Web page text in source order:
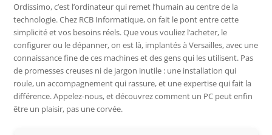
Ordissimo, c’est l’ordinateur qui remet l’humain au centre de la
technologie. Chez RCB Informatique, on fait le pont entre cette
simplicité et vos besoins réels. Que vous vouliez l’acheter, le
configurer ou le dépanner, on est là, implantés à Versailles, avec une
connaissance fine de ces machines et des gens qui les utilisent. Pas
de promesses creuses ni de jargon inutile : une installation qui
roule, un accompagnement qui rassure, et une expertise qui fait la
différence. Appelez-nous, et découvrez comment un PC peut enfin
être un plaisir, pas une corvée.